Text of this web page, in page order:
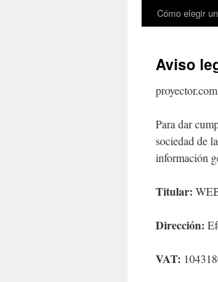
Cómo elegir
Aviso
Para dar
sociedad de
información
Titular:
Dirección:
VAT: